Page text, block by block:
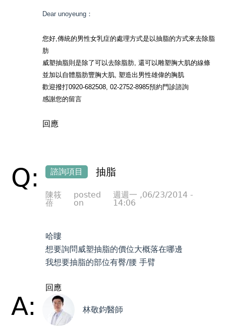
Dear unoyeung：
您好,傳統的男性女乳症的處理方式是以抽脂的方式來去除脂
肪
威塑抽脂則是除了可以去除脂肪, 還可以雕塑胸大肌的線條
並加以自體脂肪豐胸大肌, 塑造出男性雄偉的胸肌
歡迎撥打0920-682508, 02-2752-8985預約門診諮詢
感謝您的留言
回應
Q: 諮詢項目 抽脂
陳筱
蓓
posted
on
週週一 ,06/23/2014 -
14:06
哈瞜
想要詢問威塑抽脂的價位大概落在哪邊
我想要抽脂的部位有臀/腰 手臂
回應
A: 林敬鈞醫師